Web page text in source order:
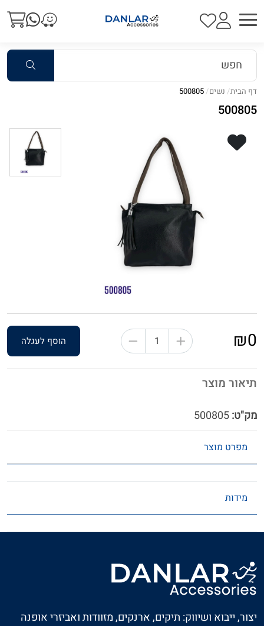
דף הבית נשים 500805
500805
תיאור מוצר
מק"ט:
₪0 הוסף לעגלה
מפרט מוצר
מידות
יצור, ייבוא ושיווק: תיקים, ארנקים, מזוודות ואביזרי אופנה